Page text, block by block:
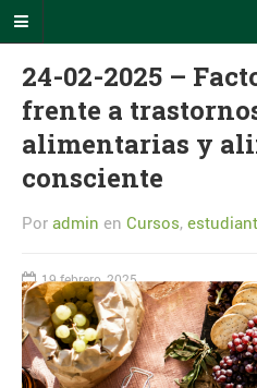
INTECCA Comunicación
En este portal podrás seguir todas
las noticias relevantes relacionadas
con el uso de la plataforma AVIP o
participa INTECCA.
RSS INTECCA
CALENDARIO
24-02-2025 –
frente a
alimentarias y
consciente
Por admin en Cursos,
19 febrero, 2025